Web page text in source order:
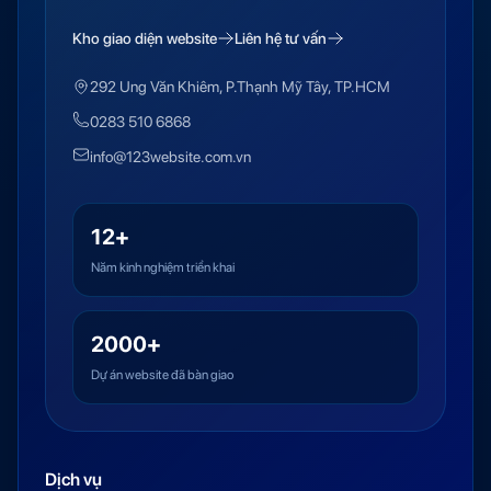
Kho giao diện website Liên hệ tư vấn
292 Ung Văn Khiêm, P.Thạnh Mỹ Tây, TP.HCM
0283 510 6868
info@123website.com.vn
12+
Năm kinh nghiệm triển khai
2000+
Dự án website đã bàn giao
Dịch vụ